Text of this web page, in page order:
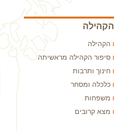
הקהילה
הקהילה
סיפור הקהילה מראשיתה
חינוך ותרבות
כלכלה ומסחר
משפחות
מצא קרובים